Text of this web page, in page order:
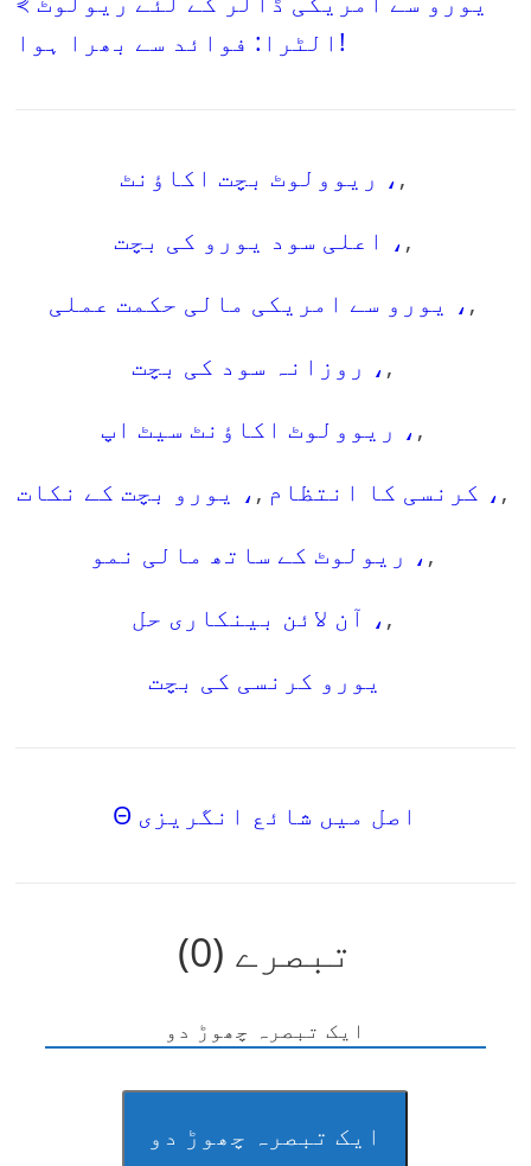
الٹرا: فوائد سے بھرا ہوا!
ریوولوٹ بچت اکاؤنٹ ،,
اعلی سود یورو کی بچت ،,
یورو سے امریکی مالی حکمت عملی ،,
روزانہ سود کی بچت ،,
ریوولوٹ اکاؤنٹ سیٹ اپ ،,
یورو بچت کے نکات ،, کرنسی کا انتظام ،,
ریولوٹ کے ساتھ مالی نمو ،,
آن لائن بینکاری حل ،,
یورو کرنسی کی بچت
Θ اصل میں شائع انگریزی
تبصرے (0)
ایک تبصرہ چھوڑ دو
ایک تبصرہ چھوڑ دو